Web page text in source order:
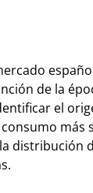
de la
el
distribución